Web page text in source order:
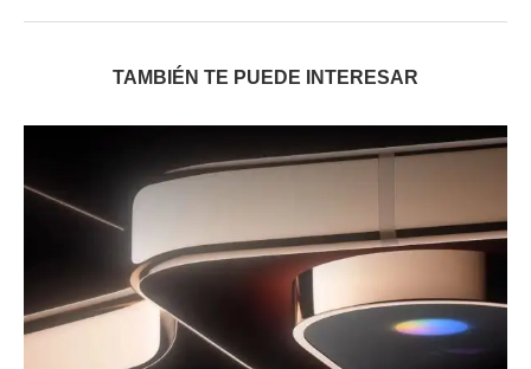
TAMBIÉN TE PUEDE INTERESAR